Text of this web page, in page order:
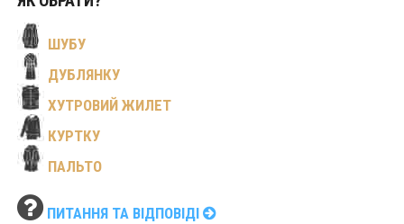
ШУБУ
ДУБЛЯНКУ
ХУТРОВИЙ ЖИЛЕТ
КУРТКУ
ПАЛЬТО
ПИТАННЯ ТА ВІДПОВІДІ